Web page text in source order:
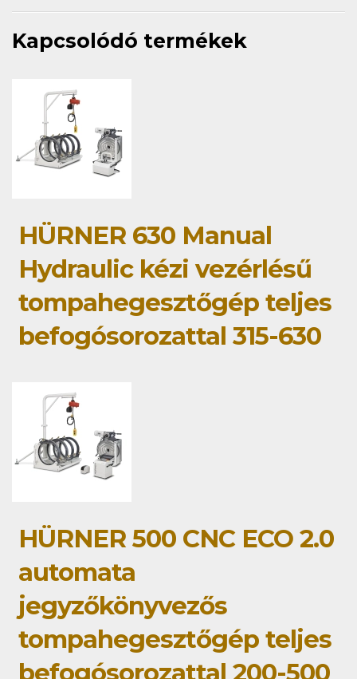
Kapcsolódó termékek
HÜRNER 630 Manual
Hydraulic kézi vezérlésű
tompahegesztőgép teljes
befogósorozattal 315-630
HÜRNER 500 CNC ECO 2.0
automata
jegyzőkönyvezős
tompahegesztőgép teljes
befogósorozattal 200-500